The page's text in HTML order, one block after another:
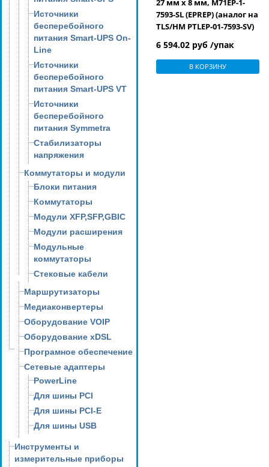
Источники
бесперебойного
питания Smart-UPS On-
Line
Источники
бесперебойного
питания Smart-UPS VT
Источники
бесперебойного
питания Symmetra
Стабилизаторы
напряжения
Коммутаторы и модули
Блоки питания
Коммутаторы
Модули XFP,SFP,GBIC
Модули расширения
Модульные
коммутаторы
Стековые кабели
Маршрутизаторы
Медиаконвертеры
Оборудование VOIP
Оборудование xDSL
Програмное обеспечение
Сетевые адаптеры
PowerLine
Для шины PCI
Для шины PCI-E
Для шины USB
Инструменты и
измерительные приборы
27 мм х 8 мм, M71EP-1-
7593-SL (EPREP) (аналог на
TLS/HM PTLEP-01-7593-SV)
6 594.02 руб /упак
В КОРЗИНУ